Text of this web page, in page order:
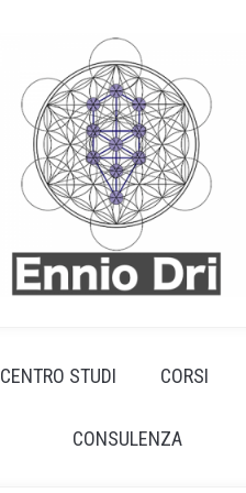
CENTRO STUDI CORSI
CONSULENZA